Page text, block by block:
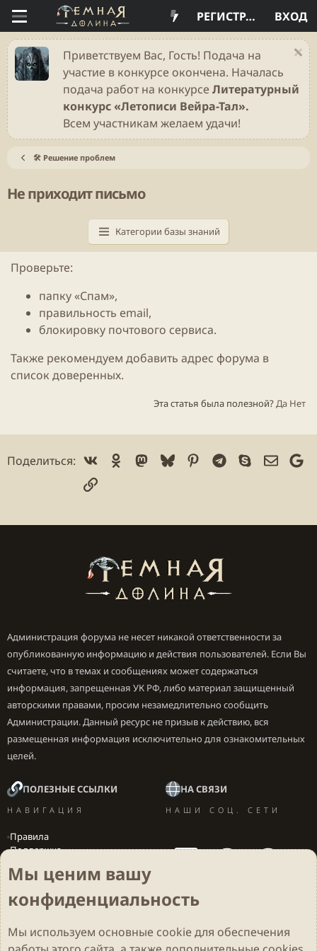
ВХОД
РЕГИСТРАЦИЯ
Приветствуем Вас, Гость! Подача на
участие в конкурсе окончена. Началась
подача работ на конкурсе Литературный
конкурс «Летописи Вейра-Тал».
Всем участникам желаем удачи!
🛠️ Решение проблем
Не приходит письмо
Категории базы знаний
Проверьте:
папку «Спам»,
правильность email,
блокировку почтового сервиса.
Также рекомендуем добавить адрес форума в
список доверенных.
Эта статья была полезной?Да Нет
Поделиться: Vk Ok Mastodon
BlueskyPinterest
Telegram
Skype
Ссылка
Администрация форума не несет никакой ответственности за
опубликованную информацию и действия пользователей. Если Вы
считаете, что в темах и сообщениях может содержаться
информация, запрещенная УК РФ, либо материал защищенный
авторскими правами, просим незамедлительно сообщить
Администрации. Данный ресурс не призыв к действию, вся
размещенная информация исключительно для ознакомительных
целей.
ПОЛЕЗНЫЕ ССЫЛКИ
НАВИГАЦИЯ
Правила
Поддержка
Локализация игр
НА СВЯЗИ
НАШИ СОЦ. СЕТИ
Cookies Darkdale - Основа [v.2.3.2 rc1] 🔥
Русский (RU)
Мы ценим вашу
конфиденциальность
Мы используем основные cookieдля обеспечения